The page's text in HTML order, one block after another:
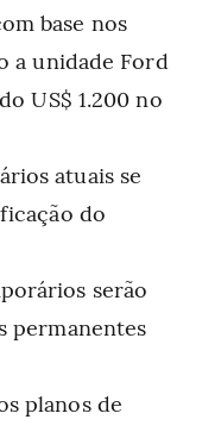
base nos
a unidade Ford
US$ 1.200 no
atuais se
do
serão
permanentes
planos de